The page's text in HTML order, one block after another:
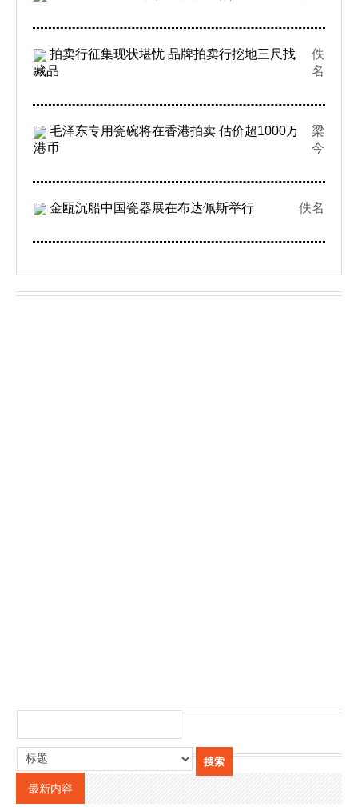
拍卖行征集现状堪忧 品牌拍卖行挖地三尺找
藏品
佚
名
毛泽东专用瓷碗将在香港拍卖 估价超1000万
港币
梁
今
金瓯沉船中国瓷器展在布达佩斯举行 佚名
最新内容